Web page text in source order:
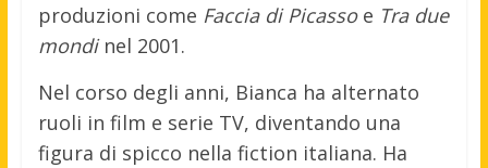
produzioni come Faccia di Picassoe Tra due
mondinel 2001.
Nel corso degli anni, Bianca ha alternato
ruoli in film e serie TV, diventando una
figura di spicco nella fiction italiana. Ha